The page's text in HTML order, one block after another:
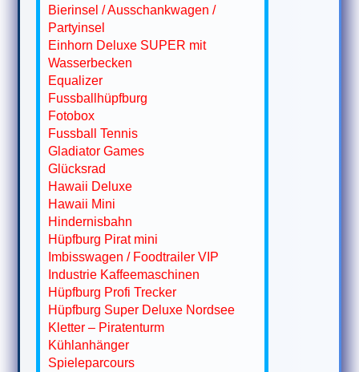
Bierinsel / Ausschankwagen /
Partyinsel
Einhorn Deluxe SUPER mit
Wasserbecken
Equalizer
Fussballhüpfburg
Fotobox
Fussball Tennis
Gladiator Games
Glücksrad
Hawaii Deluxe
Hawaii Mini
Hindernisbahn
Hüpfburg Pirat mini
Imbisswagen / Foodtrailer VIP
Industrie Kaffeemaschinen
Hüpfburg Profi Trecker
Hüpfburg Super Deluxe Nordsee
Kletter – Piratenturm
Kühlanhänger
Spieleparcours